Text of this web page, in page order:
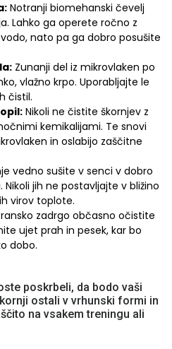
Notranji biomehanski čevelj
Lahko ga operete ročno z
nato pa ga dobro posušite
Zunanji del iz mikrovlaken po
vlažno krpo. Uporabljajte le
čistil.
Nikoli ne čistite škornjev z
kemikalijami. Te snovi
in oslabijo zaščitne
vedno sušite v senci v dobro
jih ne postavljajte v bližino
virov toplote.
zadrgo občasno očistite
ujet prah in pesek, kar bo
dobo.
poskrbeli, da bodo vaši
ostali v vrhunski formi in
na vsakem treningu ali